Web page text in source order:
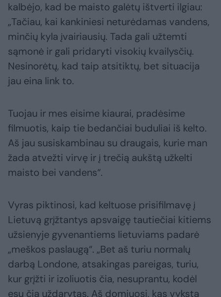
kalbėjo, kad be maisto galėtų ištverti ilgiau:
„Tačiau, kai kankiniesi neturėdamas vandens,
minčių kyla įvairiausių. Tada gali užtemti
sąmonė ir gali pridaryti visokių kvailysčių.
Nesinorėtų, kad taip atsitiktų, bet situacija
jau eina link to.
Tuojau ir mes eisime kiaurai, pradėsime
filmuotis, kaip tie bedančiai buduliai iš kelto.
Aš jau susiskambinau su draugais, kurie man
žada atvežti virvę ir į trečią aukštą užkelti
maisto bei vandens“.
Vyras piktinosi, kad keltuose prisifilmavę į
Lietuvą grįžtantys apsvaigę tautiečiai kitiems
užsienyje gyvenantiems lietuviams padarė
„meškos paslaugą“. „Bet aš turiu normalų
darbą Londone, atsakingas pareigas, turiu,
kur grįžti ir izoliuotis čia, nesuprantu, kodėl
esu čia uždarytas. Aš domiuosi, kas vyksta